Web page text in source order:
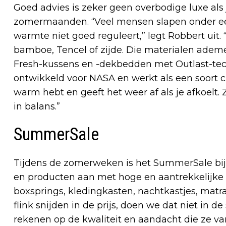
Goed advies is zeker geen overbodige luxe
zomermaanden. “Veel mensen slapen onder
warmte niet goed reguleert,” legt Robbert
bamboe, Tencel of zijde. Die materialen
Fresh-kussens en -dekbedden met Outlast-
ontwikkeld voor NASA en werkt als een
warm hebt en geeft het weer af als je
in balans.”
SummerSale
Tijdens de zomerweken is het SummerSale
en producten aan met hoge en
boxsprings, kledingkasten, nachtkastjes,
flink snijden in de prijs, doen we dat niet in
rekenen op de kwaliteit en aandacht die ze